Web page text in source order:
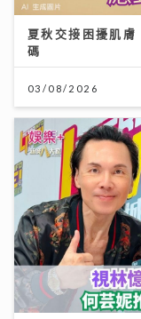
夏秋交接困擾肌
碼
03/08/2026